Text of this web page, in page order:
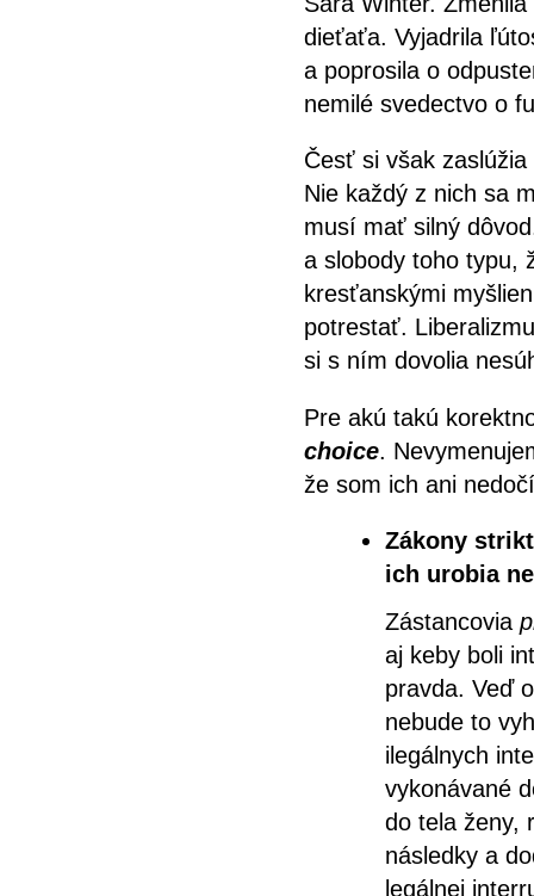
dieťaťa. Vyjadrila
a poprosila o
nemilé svedectvo o
Česť si však
Nie každý z nich sa
musí mať silný
a slobody toho typu,
kresťanskými
potrestať.
si s ním dovolia
Pre akú takú
choice.
že som ich ani
Zákony
ich urobia
Zástancovia
aj keby boli
pravda. Veď
nebude to
ilegálnych
vykonávané
do tela ženy,
následky a
legálnej